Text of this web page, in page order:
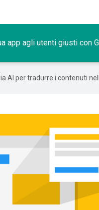
app agli utenti giusti con
AI per tradurre i contenuti